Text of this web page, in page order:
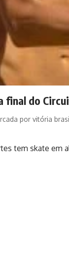
final do
por vitória